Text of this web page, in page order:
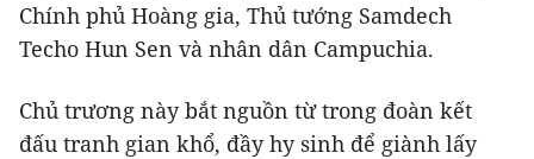
Chính phủ Hoàng gia, Thủ tướng Samdech
Techo Hun Sen và nhân dân Campuchia.
Chủ trương này bắt nguồn từ trong đoàn kết
đấu tranh gian khổ, đầy hy sinh để giành lấy